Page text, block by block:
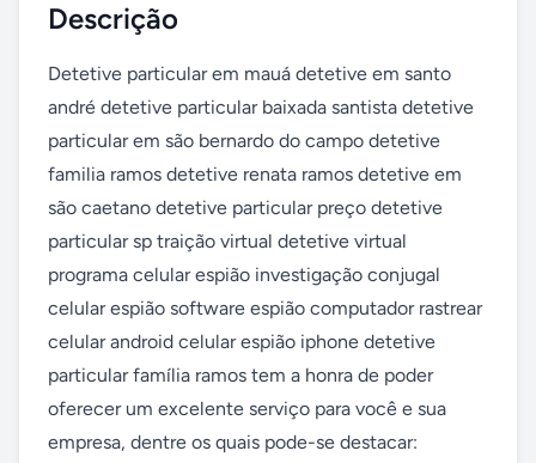
Descrição
Detetive particular em mauá detetive em santo
andré detetive particular baixada santista detetive
particular em são bernardo do campo detetive
familia ramos detetive renata ramos detetive em
são caetano detetive particular preço detetive
particular sp traição virtual detetive virtual
programa celular espião investigação conjugal
celular espião software espião computador rastrear
celular android celular espião iphone detetive
particular família ramos tem a honra de poder
oferecer um excelente serviço para você e sua
empresa, dentre os quais pode-se destacar: